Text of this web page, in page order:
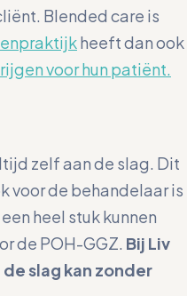
Blended care is
heeft dan ook
voor hun patiënt.
zelf aan de slag. Dit
voor de behandelaar is
heel stuk kunnen
de POH-GGZ. Bij Liv
slag kan zonder